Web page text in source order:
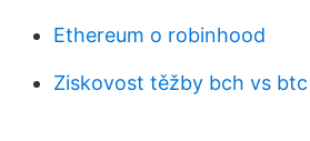
Ethereum o robinhood
Ziskovost těžby bch vs btc